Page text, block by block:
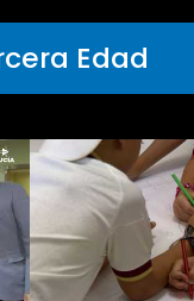
Edad